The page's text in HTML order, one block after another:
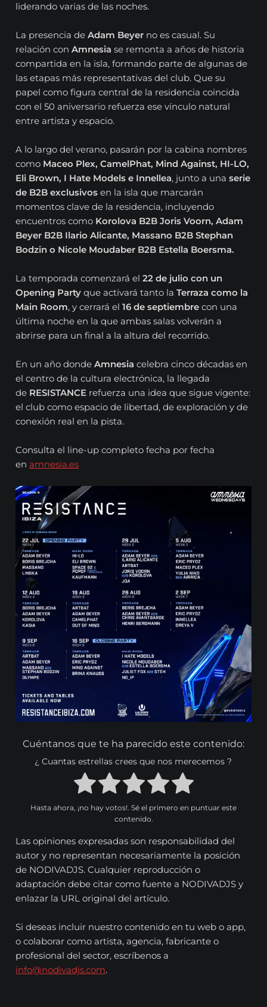
liderando varias de las noches.
La presencia deAdam Beyer no es casual. Su
relación conAmnesiase remonta a años de historia
compartida en la isla, formando parte de algunas de
las etapas más representativas del club. Que su
papel como figura central de la residencia coincida
con el 50 aniversario refuerza ese vínculo natural
entre artista y espacio.
A lo largo del verano, pasarán por la cabina nombres
como Maceo Plex, CamelPhat, Mind Against, HI-LO,
Eli Brown, I Hate Models e Innellea, junto a unaserie
de B2B exclusivosen la isla que marcarán
momentos clave de la residencia, incluyendo
encuentros como Korolova B2B Joris Voorn, Adam
Beyer B2B Ilario Alicante, Massano B2B Stephan
Bodzin o Nicole Moudaber B2B Estella Boersma.
La temporada comenzará el22 de julio con un
Opening Partyque activará tanto laTerraza como la
Main Room, y cerrará el16 de septiembre con una
última noche en la que ambas salas volverán a
abrirse para un final a la altura del recorrido.
En un año dondeAmnesia celebra cinco décadas en
el centro de la cultura electrónica, la llegada
de RESISTANCE refuerza una idea que sigue vigente:
el club como espacio de libertad, de exploración y de
conexión real en la pista.
Consulta el line-up completo fecha por fecha
enamnesia.es
Cuéntanos que te ha parecido este contenido:
¿ Cuantas estrellas crees que nos merecemos ?
Hasta ahora, ¡no hay votos!. Sé el primero en puntuar este
contenido.
Las opiniones expresadas son responsabilidad del
autor y no representan necesariamente la posición
de NODIVADJS. Cualquier reproducción o
adaptación debe citar como fuente a NODIVADJS y
enlazar la URL original del artículo.
Si deseas incluir nuestro contenido en tu web o app,
o colaborar como artista, agencia, fabricante o
profesional del sector, escríbenos a
info@nodivadjs.com.